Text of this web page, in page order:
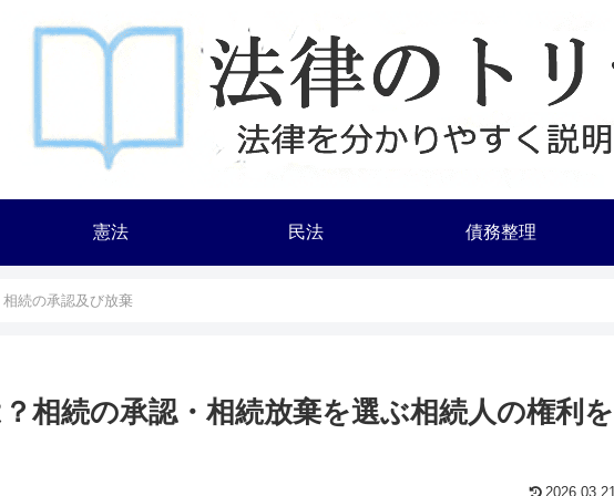
憲法 民法 債務整理
相続の承認及び放棄
相続の承認・相続放棄を選ぶ相続人の権利を
2026.03.21